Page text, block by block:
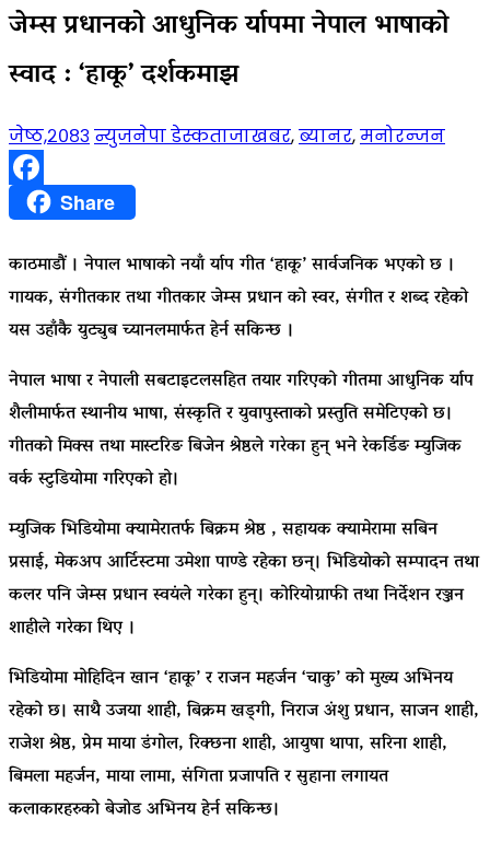
जेम्स प्रधानको आधुनिक र्यापमा नेपाल भाषाको
स्वाद : ‘हाकू’ दर्शकमाझ
जेष्ठ,२०८३ न्युजनेपा डेस्कताजाखबर,ब्यानर,मनोरन्जन
FacebookShare
काठमाडौं । नेपाल भाषाको नयाँ र्याप गीत ‘हाकू’ सार्वजनिक भएको छ ।
गायक, संगीतकार तथा गीतकार जेम्स प्रधान को स्वर, संगीत र शब्द रहेको
यस उहाँकै युट्युब च्यानलमार्फत हेर्न सकिन्छ ।
नेपाल भाषा र नेपाली सबटाइटलसहित तयार गरिएको गीतमा आधुनिक र्याप
शैलीमार्फत स्थानीय भाषा, संस्कृति र युवापुस्ताको प्रस्तुति समेटिएको छ।
गीतको मिक्स तथा मास्टरिङ बिजेन श्रेष्ठले गरेका हुन् भने रेकर्डिङ म्युजिक
वर्क स्टुडियोमा गरिएको हो।
म्युजिक भिडियोमा क्यामेरातर्फ बिक्रम श्रेष्ठ , सहायक क्यामेरामा सबिन
प्रसाई, मेकअप आर्टिस्टमा उमेशा पाण्डे रहेका छन्। भिडियोको सम्पादन तथा
कलर पनि जेम्स प्रधान स्वयंले गरेका हुन्। कोरियोग्राफी तथा निर्देशन रञ्जन
शाहीले गरेका थिए ।
भिडियोमा मोहिदिन खान ‘हाकू’ र राजन महर्जन ‘चाकु’ को मुख्य अभिनय
रहेको छ। साथै उजया शाही, बिक्रम खड्गी, निराज अंशु प्रधान, साजन शाही,
राजेश श्रेष्ठ, प्रेम माया डंगोल, रिक्छना शाही, आयुषा थापा, सरिना शाही,
बिमला महर्जन, माया लामा, संगिता प्रजापति र सुहाना लगायत
कलाकारहरुको बेजोड अभिनय हेर्न सकिन्छ।